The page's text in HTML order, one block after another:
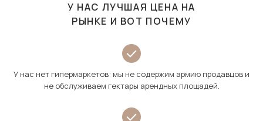
У НАС ЛУЧШАЯ ЦЕНА НА
РЫНКЕ И ВОТ ПОЧЕМУ
У нас нет гипермаркетов: мы не содержим армию продавцов и
не обслуживаем гектары арендных площадей.